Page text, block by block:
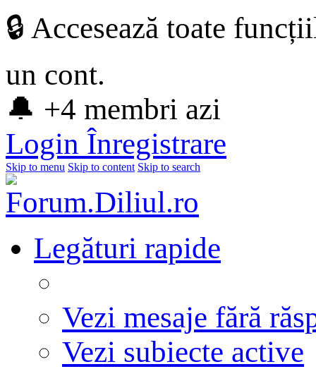
🔒 Accesează toate
un cont.
🔔 +4 membri azi
Login Înregistrare
Skip to menu Skip to content Skip to search
Legături rapide
Vezi mesaje fără
Vezi subiecte active